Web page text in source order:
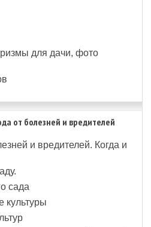
для дачи, фото
от болезней и вредителей
и вредителей. Когда и
сада